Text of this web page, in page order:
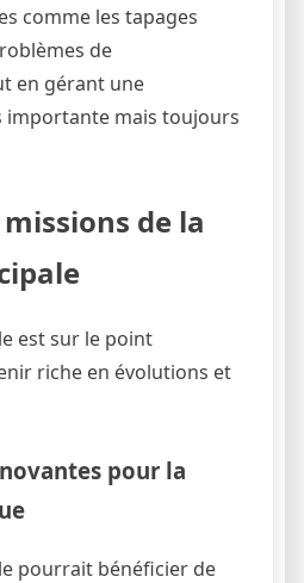
comme les tapages
de
en gérant une
importante mais toujours
missions de la
est sur le point
riche en évolutions et
pour la
pourrait bénéficier de